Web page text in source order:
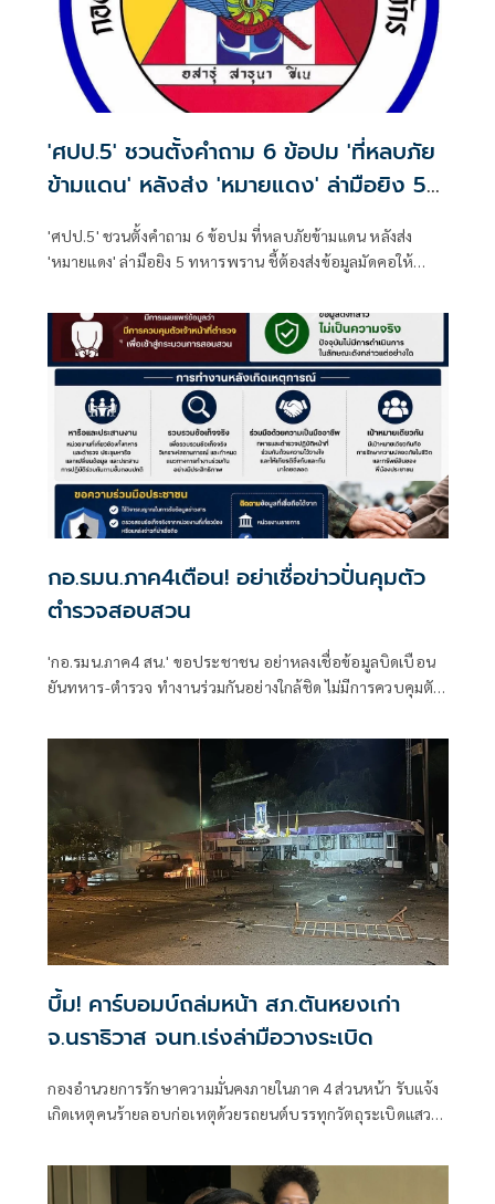
'ศปป.5' ชวนตั้งคำถาม 6 ข้อปม 'ที่หลบภัย
ข้ามแดน' หลังส่ง 'หมายแดง' ล่ามือยิง 5
ทหารพราน
'ศปป.5' ชวนตั้งคำถาม 6 ข้อปม ที่หลบภัยข้ามแดน หลังส่ง
'หมายแดง' ล่ามือยิง 5 ทหารพราน ชี้ต้องส่งข้อมูลมัดคอให้
ประวัติศาสตร์ความสัมพันธ์ 2 ชาติไทยช่วยยุติลัทธิคอมมิวนิสต์
ในอดีต แต่ปม 'ส่งผู้ร้ายข้ามแดน-คนสองสัญชาติกลับไม่เห็น
ผลลัพธ์' หวังสื่อช่วยขุดข้อเท็จจริง
กอ.รมน.ภาค4เตือน! อย่าเชื่อข่าวปั่นคุมตัว
ตำรวจสอบสวน
'กอ.รมน.ภาค4 สน.' ขอประชาชน อย่าหลงเชื่อข้อมูลบิดเบือน
ยันทหาร-ตำรวจ ทำงานร่วมกันอย่างใกล้ชิด ไม่มีการควบคุมตัว
บึ้ม! คาร์บอมบ์ถล่มหน้า สภ.ตันหยงเก่า
จ.นราธิวาส จนท.เร่งล่ามือวางระเบิด
กองอำนวยการรักษาความมั่นคงภายในภาค 4 ส่วนหน้า รับแจ้ง
เกิดเหตุคนร้ายลอบก่อเหตุด้วยรถยนต์บรรทุกวัตถุระเบิดแสวง
ลุวอเหนือ อำเภอเมืองนราธิวาส จังหวัดนราธิวาส